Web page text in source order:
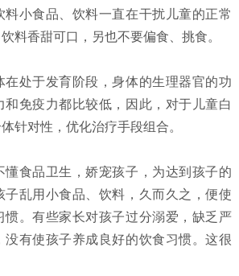
料小食品、饮料一直在干扰儿童的正常
料香甜可口，另也不要偏食、挑食。
处于发育阶段，身体的生理器官的功
和免疫力都比较低，因此，对于儿童白
针对性，优化治疗手段组合。
食品卫生，娇宠孩子，为达到孩子的
子乱用小食品、饮料，久而久之，便使
惯。有些家长对孩子过分溺爱，缺乏严
没有使孩子养成良好的饮食习惯。这很